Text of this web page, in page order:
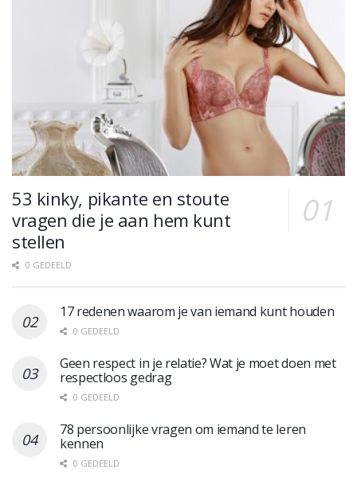
53 kinky, pikante en stoute
vragen die je aan hem kunt
stellen
0 GEDEELD
17 redenen waarom je van iemand kunt houden
0 GEDEELD
Geen respect in je relatie? Wat je moet doen met
respectloos gedrag
0 GEDEELD
78 persoonlijke vragen om iemand te leren
kennen
0 GEDEELD